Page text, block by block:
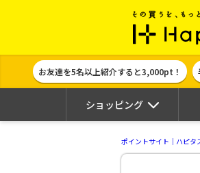
お友達を5名以上紹介すると3,000pt！
ショッピング
ポイントサイト｜ハピタ